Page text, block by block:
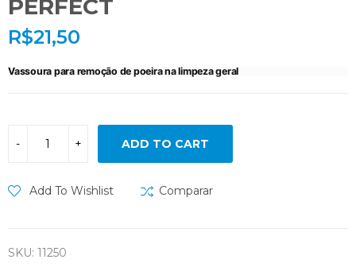
PERFECT
R$21,50
Vassoura para remoção de poeira na limpeza geral
ADD TO CART
Add To Wishlist Comparar
SKU: 11250